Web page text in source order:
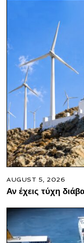
AUGUST 5, 2026
Αν έχεις τύχη